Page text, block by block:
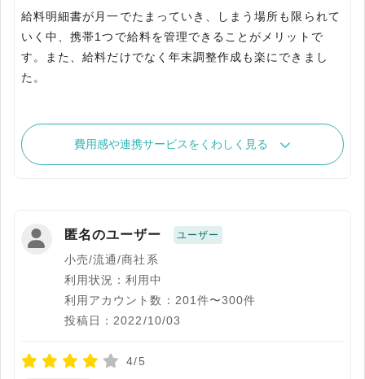
給料明細書が月一でたまっていき、しまう場所も限られて
いく中、携帯1つで給料を管理できることがメリットで
す。また、給料だけでなく年末調整作成も楽にできまし
た。
費用感や連携サービスをくわしく見る
匿名のユーザー ユーザー
小売/流通/商社系
利用状況：利用中
利用アカウント数：201件〜300件
投稿日：2022/10/03
4/5